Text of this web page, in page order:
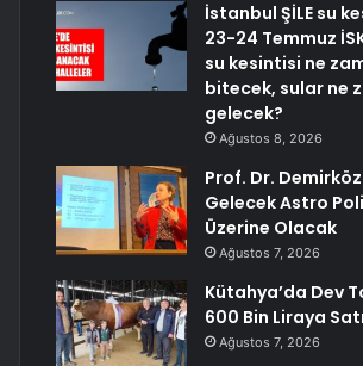
İstanbul ŞİLE su
23-24 Temmuz
su kesintisi ne
bitecek, sular ne
gelecek?
Ağustos 8, 2026
Prof. Dr.
Gelecek Astro
Üzerine Olacak
Ağustos 7, 2026
Kütahya’da Dev
600 Bin Liraya
Ağustos 7, 2026